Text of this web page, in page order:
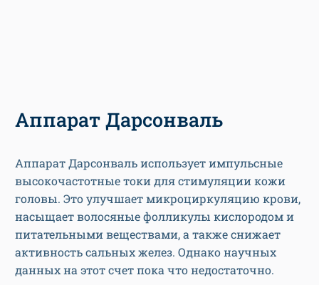
Аппарат Дарсонваль
Аппарат Дарсонваль использует импульсные
высокочастотные токи для стимуляции кожи
головы. Это улучшает микроциркуляцию крови,
насыщает волосяные фолликулы кислородом и
питательными веществами, а также снижает
активность сальных желез. Однако научных
данных на этот счет пока что недостаточно.